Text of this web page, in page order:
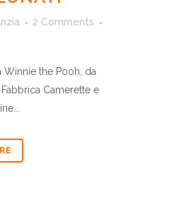
2 Comments
Winnie the Pooh, da
Camerette e